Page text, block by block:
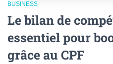
BUSINESS
Le bilan de
essentiel pour
grâce au CPF